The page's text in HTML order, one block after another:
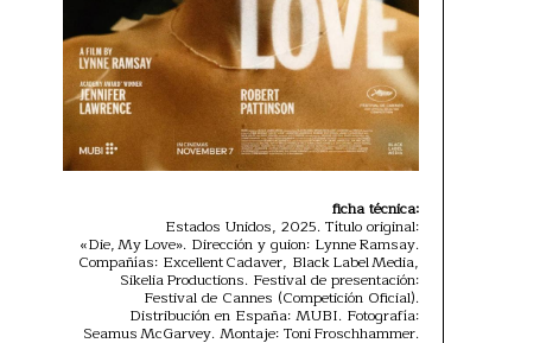
ficha técnica:
Estados Unidos, 2025. Título original:
«Die, My Love». Dirección y guion: Lynne Ramsay.
Compañías: Excellent Cadaver, Black Label Media,
Sikelia Productions. Festival de presentación:
Festival de Cannes (Competición Oficial).
Distribución en España: MUBI. Fotografía:
Seamus McGarvey. Montaje: Toni Froschhammer.